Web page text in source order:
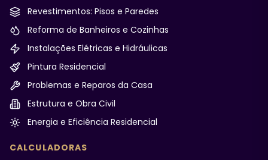
Revestimentos: Pisos e Paredes
Reforma de Banheiros e Cozinhas
Instalações Elétricas e Hidráulicas
Pintura Residencial
Problemas e Reparos da Casa
Estrutura e Obra Civil
Energia e Eficiência Residencial
CALCULADORAS